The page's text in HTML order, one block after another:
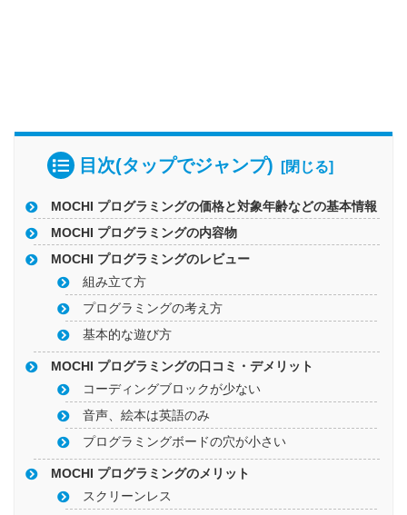
目次(タップでジャンプ)
MOCHI プログラミングの価格と対象年齢などの基本情報
MOCHI プログラミングの内容物
MOCHI プログラミングのレビュー
組み立て方
プログラミングの考え方
基本的な遊び方
MOCHI プログラミングの口コミ・デメリット
コーディングブロックが少ない
音声、絵本は英語のみ
プログラミングボードの穴が小さい
MOCHI プログラミングのメリット
スクリーンレス